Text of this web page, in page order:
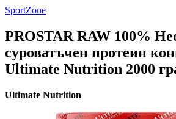
SportZone
PROSTAR RAW 100%
суроватъчен протеин
Ultimate Nutrition 2000
Ultimate Nutrition